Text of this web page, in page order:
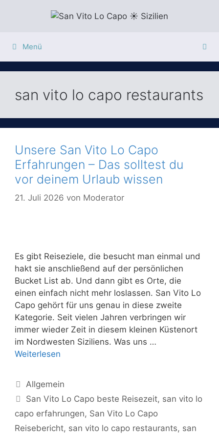
Menü
san vito lo capo restaurants
Unsere San Vito Lo Capo
Erfahrungen – Das solltest du
vor deinem Urlaub wissen
21. Juli 2026 von Moderator
Es gibt Reiseziele, die besucht man einmal und
hakt sie anschließend auf der persönlichen
Bucket List ab. Und dann gibt es Orte, die
einen einfach nicht mehr loslassen. San Vito Lo
Capo gehört für uns genau in diese zweite
Kategorie. Seit vielen Jahren verbringen wir
immer wieder Zeit in diesem kleinen Küstenort
im Nordwesten Siziliens. Was uns …
Weiterlesen
Kategorien
Allgemein
Schlagwörter
San Vito Lo Capo beste Reisezeit, san vito lo
capo erfahrungen, San Vito Lo Capo
Reisebericht, san vito lo capo restaurants, san